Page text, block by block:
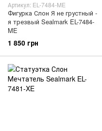
Артикул: EL-7484-ME
Фигурка Слон Я не грустный -
я трезвый Sealmark EL-7484-
ME
1 850 грн